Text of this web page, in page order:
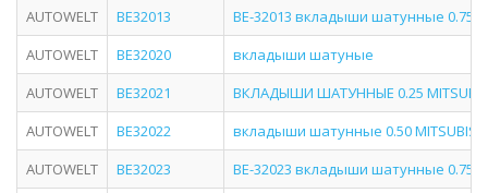
AUTOWELT
BE32013
BE-32013 вкладыши шатунные 0.75
AUTOWELT
BE32020
вкладыши шатуные
AUTOWELT
BE32021
ВКЛАДЫШИ ШАТУННЫЕ 0.25
AUTOWELT
BE32022
вкладыши шатунные 0.50
AUTOWELT
BE32023
BE-32023 вкладыши шатунные 0.75